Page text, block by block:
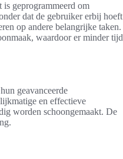
geprogrammeerd om
dat de gebruiker erbij hoeft
op andere belangrijke taken.
waardoor er minder tijd
geavanceerde
en effectieve
worden schoongemaakt. De